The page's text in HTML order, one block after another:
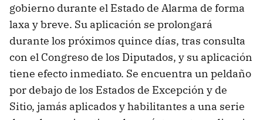
gobierno durante el Estado de Alarma de forma
laxa y breve. Su aplicación se prolongará
durante los próximos quince días, tras consulta
con el Congreso de los Diputados, y su aplicación
tiene efecto inmediato. Se encuentra un peldaño
por debajo de los Estados de Excepción y de
Sitio, jamás aplicados y habilitantes a una serie